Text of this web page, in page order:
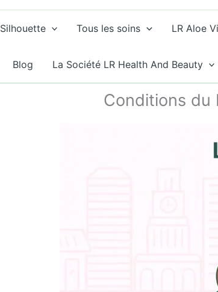
Silhouette Tous les soins LR Aloe
Blog La Société LR Health And Beauty
Conditions du